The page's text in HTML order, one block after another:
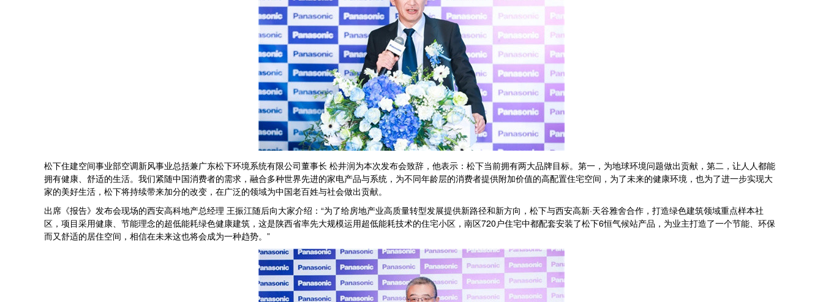
松下住建空间事业部空调新风事业总括兼广东松下环境系统有限公司董事长 松井润为本次发布会致辞，他表示：松下当前拥有两大品牌目标。第一，为地球环境问题做出贡献，第二，让人人都能
拥有健康、舒适的生活。我们紧随中国消费者的需求，融合多种世界先进的家电产品与系统，为不同年龄层的消费者提供附加价值的高配置住宅空间，为了未来的健康环境，也为了进一步实现大
家的美好生活，松下将持续带来加分的改变，在广泛的领域为中国老百姓与社会做出贡献。
出席《报告》发布会现场的西安高科地产总经理 王振江随后向大家介绍：“为了给房地产业高质量转型发展提供新路径和新方向，松下与西安高新·天谷雅舍合作，打造绿色建筑领域重点样本社
区，项目采用健康、节能理念的超低能耗绿色健康建筑，这是陕西省率先大规模运用超低能耗技术的住宅小区，南区720户住宅中都配套安装了松下6恒气候站产品，为业主打造了一个节能、环保
而又舒适的居住空间，相信在未来这也将会成为一种趋势。”